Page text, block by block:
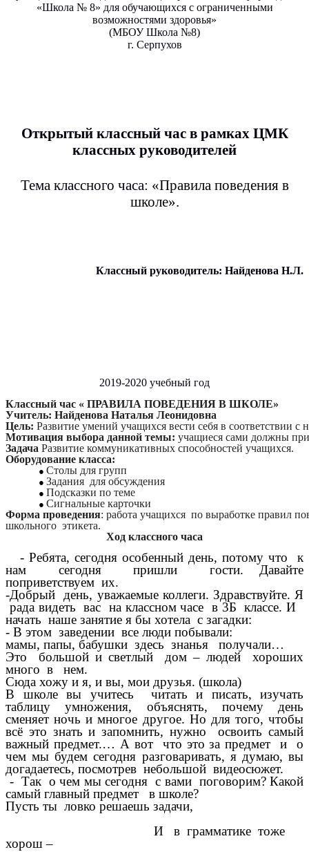
«Школа № 8» для обучающихся с ограниченными
возможностями здоровья»
(МБОУ Школа №8)
г. Серпухов
Открытый классный час в рамках ЦМК
классных руководителей
Тема классного часа: «Правила поведения в
школе».
Классный руководитель: Найденова Н.Л.
2019-2020 учебный год
Классный час « ПРАВИЛА ПОВЕДЕНИЯ В ШКОЛЕ»
Учитель: Найденова Наталья Леонидовна
Цель: Развитие умений учащихся вести себя в соответствии
Мотивация выбора данной темы: учащиеся сами должны
Задача Развитие коммуникативных способностей учащихся.
Оборудование класса:
Столы для групп
Задания для обсуждения
Подсказки по теме
Сигнальные карточки
Форма проведения: работа учащихся по выработке правил
школьного этикета.
Ход классного часа
- Ребята, сегодня особенный день, потому что к
нам сегодня пришли гости. Давайте
поприветствуем их.
-Добрый день, уважаемые коллеги. Здравствуйте. Я
рада видеть вас на классном часе в 3Б классе. И
начать наше занятие я бы хотела с загадки:
- В этом заведении все люди побывали:
мамы, папы, бабушки здесь знанья получали…
Это большой и светлый дом – людей хороших
много в нем.
Сюда хожу и я, и вы, мои друзья. (школа)
В школе вы учитесь читать и писать, изучать
таблицу умножения, объяснять, почему день
сменяет ночь и многое другое. Но для того, чтобы
всё это знать и запомнить, нужно освоить самый
важный предмет.… А вот что это за предмет и о
чем мы будем сегодня разговаривать, я думаю, вы
догадаетесь, посмотрев небольшой видеосюжет.
- Так о чем мы сегодня с вами поговорим? Какой
самый главный предмет в школе?
Пусть ты ловко решаешь задачи,
И в грамматике тоже
хорош –